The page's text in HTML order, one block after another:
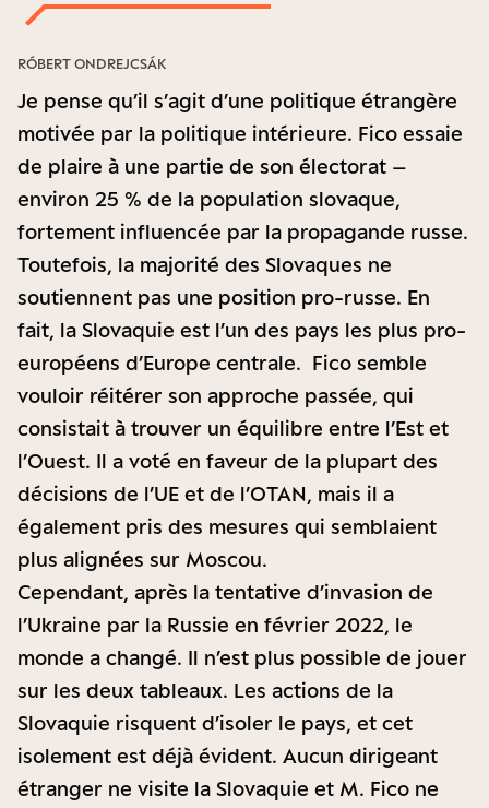
Je pense qu’il s’agit d’une politique étrangère
motivée par la politique intérieure. Fico essaie
de plaire à une partie de son électorat –
environ 25 % de la population slovaque,
fortement influencée par la propagande russe.
Toutefois, la majorité des Slovaques ne
soutiennent pas une position pro-russe. En
fait, la Slovaquie est l’un des pays les plus pro-
européens d’Europe centrale. Fico semble
vouloir réitérer son approche passée, qui
consistait à trouver un équilibre entre l’Est et
l’Ouest. Il a voté en faveur de la plupart des
décisions de l’UE et de l’OTAN, mais il a
également pris des mesures qui semblaient
plus alignées sur Moscou.
Cependant, après la tentative d’invasion de
l’Ukraine par la Russie en février 2022, le
monde a changé. Il n’est plus possible de jouer
sur les deux tableaux. Les actions de la
Slovaquie risquent d’isoler le pays, et cet
isolement est déjà évident. Aucun dirigeant
étranger ne visite la Slovaquie et M. Fico ne
RÓBERT ONDREJCSÁK